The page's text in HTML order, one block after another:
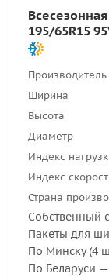
195/65R15
Производитель
Ширина
Высота
Диаметр
Индекс
Индекс
Страна
Собственный
Пакеты для
По Минску (4
По Беларуси —